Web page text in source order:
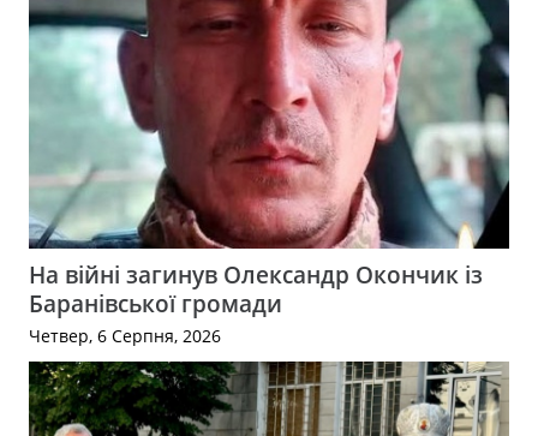
На війні загинув Олександр Окончик із
Баранівської громади
Четвер, 6 Серпня, 2026